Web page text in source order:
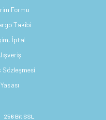
Formu
Takibi
İptal
Sözleşmesi
256 Bit SSL